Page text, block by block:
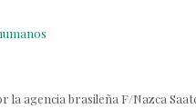
la agencia brasileña F/Nazca